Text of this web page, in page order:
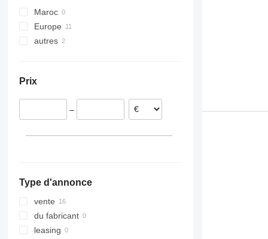
Maroc
Europe
Pays-Bas
Pologne
Italie
autres
Prix
–
Type d'annonce
vente
du fabricant
leasing